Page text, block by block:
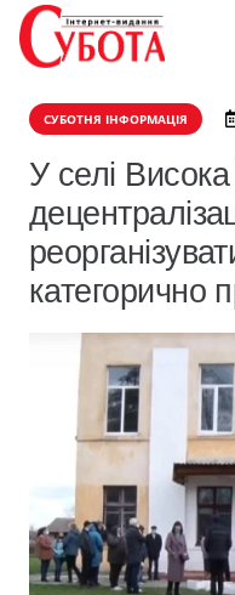
СУБОТНЯ ІНФОРМАЦІЯ
У селі
категорично